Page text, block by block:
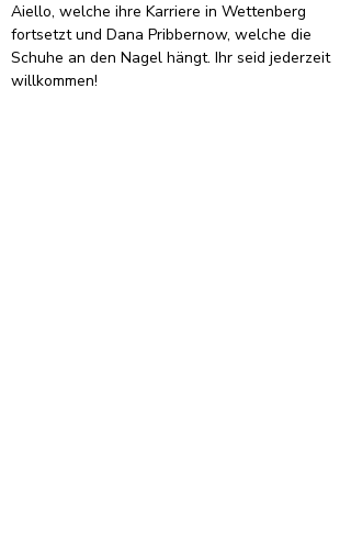
Aiello, welche ihre Karriere in Wettenberg
fortsetzt und Dana Pribbernow, welche die
Schuhe an den Nagel hängt. Ihr seid jederzeit
willkommen!